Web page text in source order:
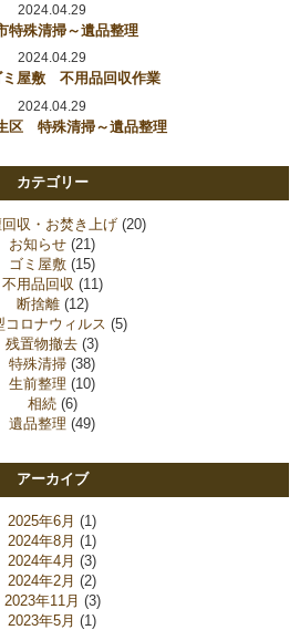
2024.04.29
特殊清掃～遺品整理
2024.04.29
ミ屋敷 不用品回収作業
2024.04.29
区 特殊清掃～遺品整理
カテゴリー
収・お焚き上げ(20)
お知らせ (21)
ゴミ屋敷 (15)
不用品回収 (11)
断捨離(12)
コロナウィルス (5)
残置物撤去 (3)
特殊清掃 (38)
生前整理 (10)
相続(6)
遺品整理 (49)
アーカイブ
2025年6月 (1)
2024年8月 (1)
2024年4月 (3)
2024年2月 (2)
2023年11月 (3)
2023年5月 (1)